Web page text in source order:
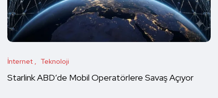
İnternet Teknoloji
Starlink ABD’de Mobil Operatörlere Savaş Açıyor